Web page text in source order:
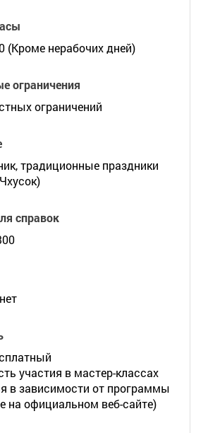
(Кроме нерабочих дней)
ограничения
ограничений
традиционные праздники
справок
участия в мастер-классах
в зависимости от программы
на официальном веб-сайте)